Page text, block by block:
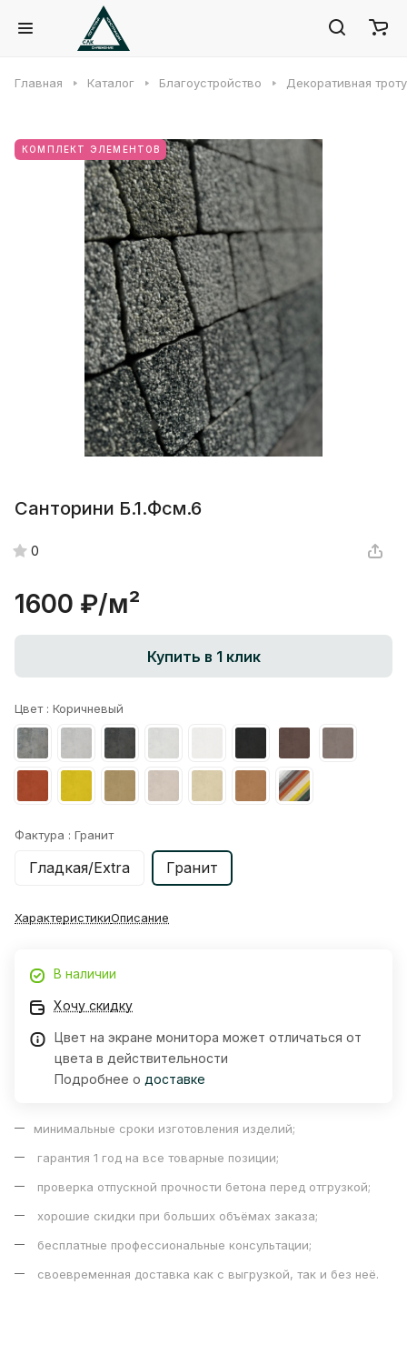
Главная Каталог Благоустройство Декоративная
КОМПЛЕКТ ЭЛЕМЕНТОВ
Санторини Б.1.Фсм.6
0
1600 ₽/м²
Купить в 1 клик
Цвет : Коричневый
Фактура : Гранит
Гладкая/Extra Гранит
ХарактеристикиОписание
В наличии
Хочу скидку
Цвет на экране монитора может отличаться от
цвета в действительности
Подробнее о доставке
минимальные сроки изготовления изделий;
гарантия 1 год на все товарные позиции;
проверка отпускной прочности бетона перед отгрузкой;
хорошие скидки при больших объёмах заказа;
бесплатные профессиональные консультации;
своевременная доставка как с выгрузкой, так и без неё.